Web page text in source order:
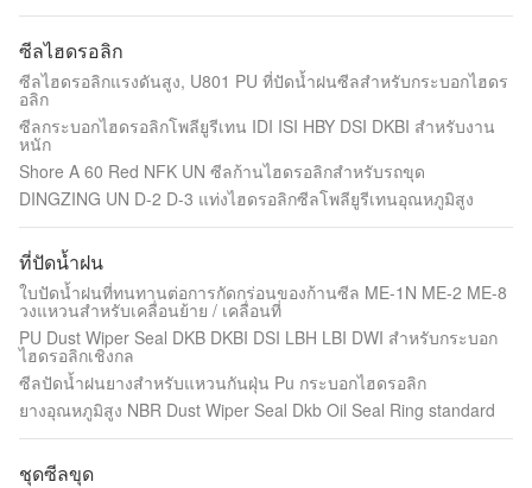
ซีลไฮดรอลิก
ซีลไฮดรอลิกแรงดันสูง, U801 PU ที่ปัดน้ำฝนซีลสำหรับกระบอกไฮดร
อลิก
ซีลกระบอกไฮดรอลิกโพลียูรีเทน IDI ISI HBY DSI DKBI สำหรับงาน
หนัก
Shore A 60 Red NFK UN ซีลก้านไฮดรอลิกสำหรับรถขุด
DINGZING UN D-2 D-3 แท่งไฮดรอลิกซีลโพลียูรีเทนอุณหภูมิสูง
ที่ปัดน้ำฝน
ใบปัดน้ำฝนที่ทนทานต่อการกัดกร่อนของก้านซีล ME-1N ME-2 ME-8
วงแหวนสำหรับเคลื่อนย้าย / เคลื่อนที่
PU Dust Wiper Seal DKB DKBI DSI LBH LBI DWI สำหรับกระบอก
ไฮดรอลิกเชิงกล
ซีลปัดน้ำฝนยางสำหรับแหวนกันฝุ่น Pu กระบอกไฮดรอลิก
ยางอุณหภูมิสูง NBR Dust Wiper Seal Dkb Oil Seal Ring standard
ชุดซีลขุด